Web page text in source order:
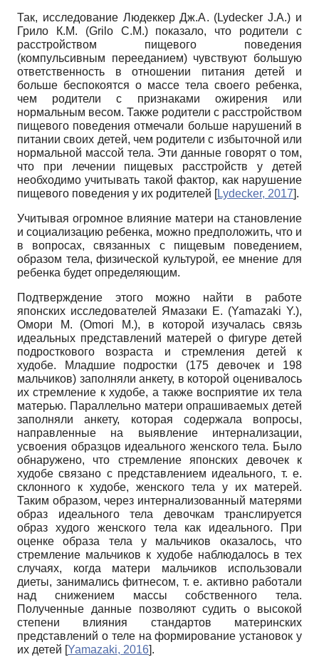
Так, исследование Людеккер Дж.А. (Lydecker J.A.) и
Грило К.М. (Grilo C.M.) показало, что родители с
расстройством пищевого поведения
(компульсивным перееданием) чувствуют большую
ответственность в отношении питания детей и
больше беспокоятся о массе тела своего ребенка,
чем родители с признаками ожирения или
нормальным весом. Также родители с расстройством
пищевого поведения отмечали больше нарушений в
питании своих детей, чем родители с избыточной или
нормальной массой тела. Эти данные говорят о том,
что при лечении пищевых расстройств у детей
необходимо учитывать такой фактор, как нарушение
пищевого поведения у их родителей [Lydecker, 2017].
Учитывая огромное влияние матери на становление
и социализацию ребенка, можно предположить, что и
в вопросах, связанных с пищевым поведением,
образом тела, физической культурой, ее мнение для
ребенка будет определяющим.
Подтверждение этого можно найти в работе
японских исследователей Ямазаки Е. (Yamazaki Y.),
Омори М. (Omori M.), в которой изучалась связь
идеальных представлений матерей о фигуре детей
подросткового возраста и стремления детей к
худобе. Младшие подростки (175 девочек и 198
мальчиков) заполняли анкету, в которой оценивалось
их стремление к худобе, а также восприятие их тела
матерью. Параллельно матери опрашиваемых детей
заполняли анкету, которая содержала вопросы,
направленные на выявление интернализации,
усвоения образцов идеального женского тела. Было
обнаружено, что стремление японских девочек к
худобе связано с представлением идеального, т. е.
склонного к худобе, женского тела у их матерей.
Таким образом, через интернализованный матерями
образ идеального тела девочкам транслируется
образ худого женского тела как идеального. При
оценке образа тела у мальчиков оказалось, что
стремление мальчиков к худобе наблюдалось в тех
случаях, когда матери мальчиков использовали
диеты, занимались фитнесом, т. е. активно работали
над снижением массы собственного тела.
Полученные данные позволяют судить о высокой
степени влияния стандартов материнских
представлений о теле на формирование установок у
их детей [Yamazaki, 2016].